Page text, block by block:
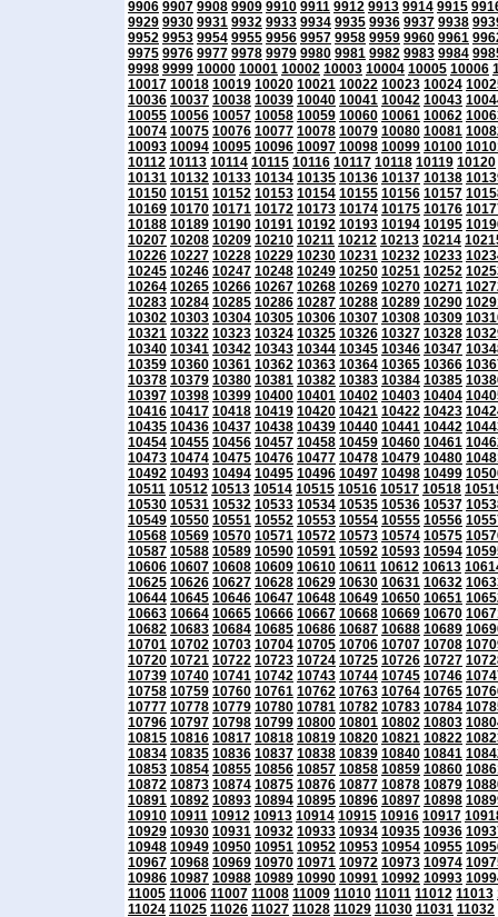
9906 9907 9908 9909 9910 9911 9912 9913 9914 9915
9929 9930 9931 9932 9933 9934 9935 9936 9937 9938
9952 9953 9954 9955 9956 9957 9958 9959 9960 9961
9975 9976 9977 9978 9979 9980 9981 9982 9983 9984
9998 9999 10000 10001 10002 10003 10004 10005 10006
10017 10018 10019 10020 10021 10022 10023 10024
10036 10037 10038 10039 10040 10041 10042 10043
10055 10056 10057 10058 10059 10060 10061 10062
10074 10075 10076 10077 10078 10079 10080 10081
10093 10094 10095 10096 10097 10098 10099 10100
10112 10113 10114 10115 10116 10117 10118 10119 10120
10131 10132 10133 10134 10135 10136 10137 10138
10150 10151 10152 10153 10154 10155 10156 10157
10169 10170 10171 10172 10173 10174 10175 10176
10188 10189 10190 10191 10192 10193 10194 10195
10207 10208 10209 10210 10211 10212 10213 10214
10226 10227 10228 10229 10230 10231 10232 10233
10245 10246 10247 10248 10249 10250 10251 10252
10264 10265 10266 10267 10268 10269 10270 10271
10283 10284 10285 10286 10287 10288 10289 10290
10302 10303 10304 10305 10306 10307 10308 10309
10321 10322 10323 10324 10325 10326 10327 10328
10340 10341 10342 10343 10344 10345 10346 10347
10359 10360 10361 10362 10363 10364 10365 10366
10378 10379 10380 10381 10382 10383 10384 10385
10397 10398 10399 10400 10401 10402 10403 10404
10416 10417 10418 10419 10420 10421 10422 10423
10435 10436 10437 10438 10439 10440 10441 10442
10454 10455 10456 10457 10458 10459 10460 10461
10473 10474 10475 10476 10477 10478 10479 10480
10492 10493 10494 10495 10496 10497 10498 10499
10511 10512 10513 10514 10515 10516 10517 10518
10530 10531 10532 10533 10534 10535 10536 10537
10549 10550 10551 10552 10553 10554 10555 10556
10568 10569 10570 10571 10572 10573 10574 10575
10587 10588 10589 10590 10591 10592 10593 10594
10606 10607 10608 10609 10610 10611 10612 10613
10625 10626 10627 10628 10629 10630 10631 10632
10644 10645 10646 10647 10648 10649 10650 10651
10663 10664 10665 10666 10667 10668 10669 10670
10682 10683 10684 10685 10686 10687 10688 10689
10701 10702 10703 10704 10705 10706 10707 10708
10720 10721 10722 10723 10724 10725 10726 10727
10739 10740 10741 10742 10743 10744 10745 10746
10758 10759 10760 10761 10762 10763 10764 10765
10777 10778 10779 10780 10781 10782 10783 10784
10796 10797 10798 10799 10800 10801 10802 10803
10815 10816 10817 10818 10819 10820 10821 10822
10834 10835 10836 10837 10838 10839 10840 10841
10853 10854 10855 10856 10857 10858 10859 10860
10872 10873 10874 10875 10876 10877 10878 10879
10891 10892 10893 10894 10895 10896 10897 10898
10910 10911 10912 10913 10914 10915 10916 10917
10929 10930 10931 10932 10933 10934 10935 10936
10948 10949 10950 10951 10952 10953 10954 10955
10967 10968 10969 10970 10971 10972 10973 10974
10986 10987 10988 10989 10990 10991 10992 10993
11005 11006 11007 11008 11009 11010 11011 11012 11013
11024 11025 11026 11027 11028 11029 11030 11031 11032